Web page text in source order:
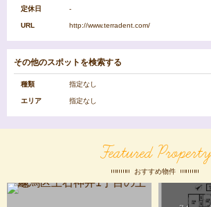
定休日 -
URL http://www.terradent.com/
その他のスポットを検索する
種類 指定なし
エリア 指定なし
Featured Property
おすすめ物件
育
稚
童
病
院
公
園
図
書
ス
ー
ケ
小
中